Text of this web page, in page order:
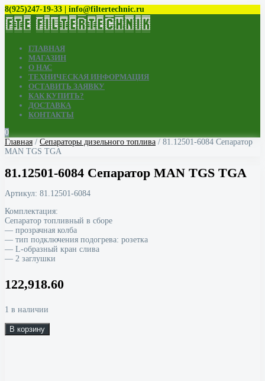
8(925)247-19-33 | info@filtertechnic.ru
ГЛАВНАЯ
МАГАЗИН
О НАС
ТЕХНИЧЕСКАЯ ИНФОРМАЦИЯ
ОСТАВИТЬ ЗАЯВКУ
КАК КУПИТЬ?
ДОСТАВКА
КОНТАКТЫ
0
Главная / Cепараторы дизельного топлива / 81.12501-6084 Сепаратор
MAN TGS TGA
81.12501-6084 Сепаратор MAN TGS TGA
Артикул: 81.12501-6084
Комплектация:
Сепаратор топливный в сборе
— прозрачная колба
— тип подключения подогрева: розетка
— L-образный кран слива
— 2 заглушки
122,918.60
1 в наличии
В корзину